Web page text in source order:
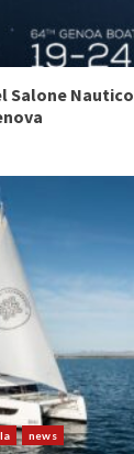
Salone Nautico
news